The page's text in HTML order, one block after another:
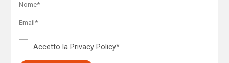
Accetto la Privacy Policy*